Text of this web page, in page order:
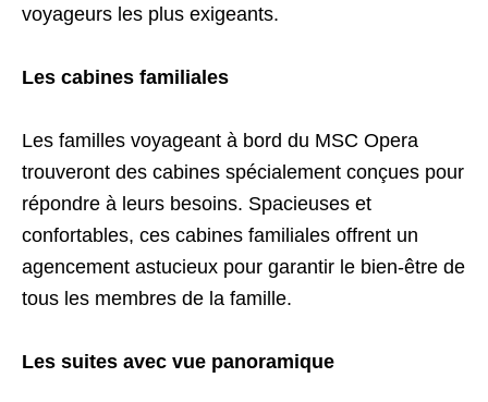
voyageurs les plus exigeants.
Les cabines familiales
Les familles voyageant à bord du MSC Opera
trouveront des cabines spécialement conçues pour
répondre à leurs besoins. Spacieuses et
confortables, ces cabines familiales offrent un
agencement astucieux pour garantir le bien-être de
tous les membres de la famille.
Les suites avec vue panoramique